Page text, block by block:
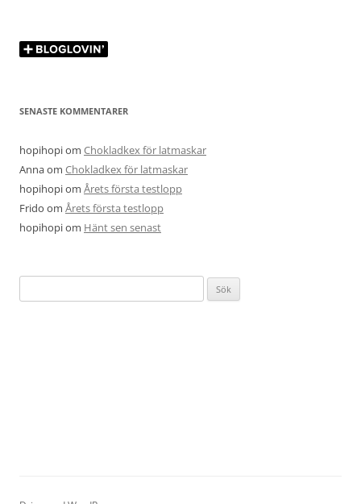
SENASTE KOMMENTARER
hopihopiom Chokladkex för latmaskar
Annaom Chokladkex för latmaskar
hopihopiom Årets första testlopp
Frido om Årets första testlopp
hopihopiom Hänt sen senast
efter: